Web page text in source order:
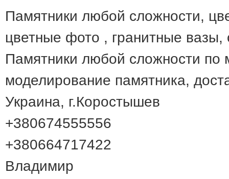
Памятники любой сложности,
цветные фото , гранитные вазы,
Памятники любой сложности по
моделирование памятника,
Украина, г.Коростышев
+380674555556
+380664717422
Владимир